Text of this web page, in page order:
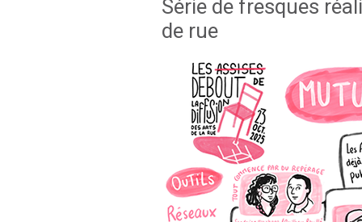
Série de fresques
de rue